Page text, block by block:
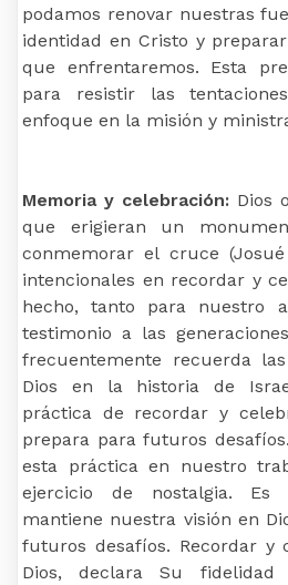
podamos renovar nuestras
identidad en Cristo y
que enfrentaremos. Esta
para resistir las
enfoque en la misión y
Memoria y celebración: Dios
que erigieran un
conmemorar el cruce
intencionales en recordar y
hecho, tanto para nuestro
testimonio a las
frecuentemente recuerda
Dios en la historia de
práctica de recordar y
prepara para futuros
esta práctica en nuestro
ejercicio de nostalgia. Es
mantiene nuestra visión en
futuros desafíos. Recordar y
Dios, declara Su